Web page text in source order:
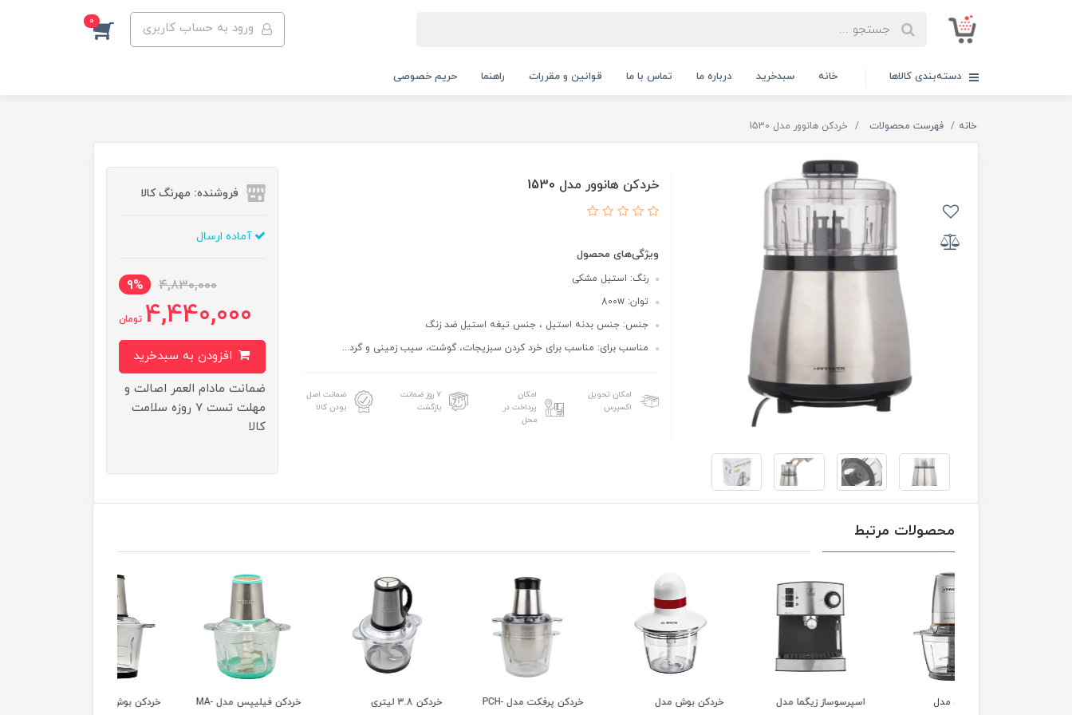
ورود به حساب کاربری 0
دسته‌بندی کالاها خانه سبدخرید درباره ما تماس با ما قوانین و مقررات راهنما حریم خصوصی
خانه فهرست محصولات خردکن هانوور مدل 1530
خردکن هانوور مدل 1530
ویژگی‌های محصول
رنگ: استیل مشکی
توان: 800w
جنس: جنس بدنه استیل ، جنس تیغه استیل ضد زنگ
مناسب برای: مناسب برای خرد کردن سبزیجات، گوشت، سیب زمینی و گرد...
امکان تحویل
اکسپرس
امکان
پرداخت در
محل
۷ روز ضمانت
بازگشت
ضمانت اصل
بودن کالا
فروشنده: مهرنگ کالا
آماده ارسال
4,830,000
9%
4,440,000 تومان
ضمانت مادام العمر اصالت و
مهلت تست ۷ روزه سلامت
کالا
محصولات مرتبط
اسپرسوساز زیگما مدل
خردکن بوش مدل
خردکن پرفکت مدل PCH-
خردکن فیلیپس مدل MA-
خردکن بوش مدل MA-